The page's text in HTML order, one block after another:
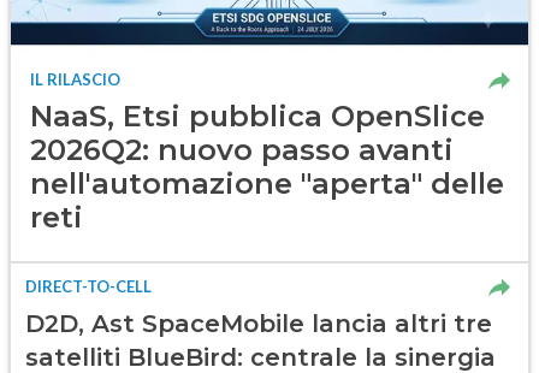
IL RILASCIO
NaaS, Etsi pubblica OpenSlice
2026Q2: nuovo passo avanti
nell'automazione "aperta" delle
reti
DIRECT-TO-CELL
D2D, Ast SpaceMobile lancia altri tre
satelliti BlueBird: centrale la sinergia